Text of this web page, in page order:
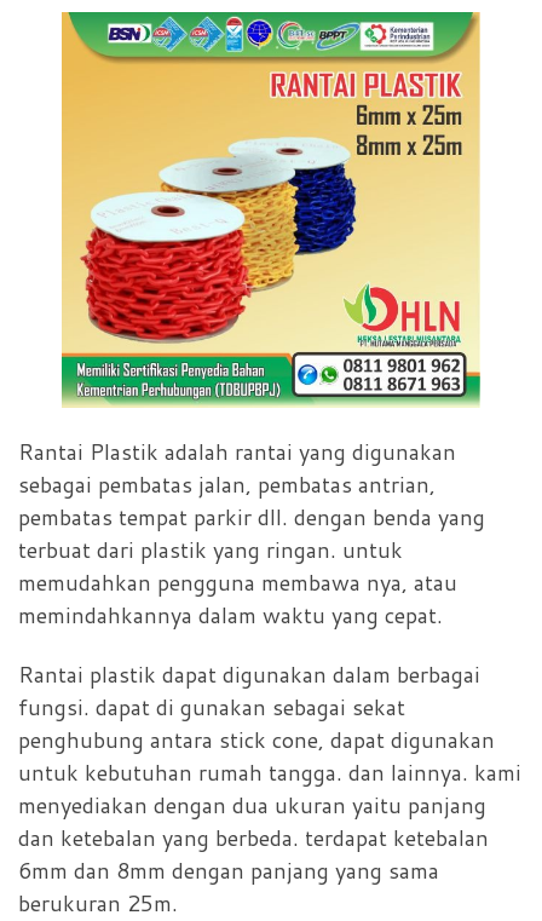
Rantai Plastik adalah rantai yang digunakan
sebagai pembatas jalan, pembatas antrian,
pembatas tempat parkir dll. dengan benda yang
terbuat dari plastik yang ringan. untuk
memudahkan pengguna membawa nya, atau
memindahkannya dalam waktu yang cepat.
Rantai plastik dapat digunakan dalam berbagai
fungsi. dapat di gunakan sebagai sekat
penghubung antara stick cone, dapat digunakan
untuk kebutuhan rumah tangga. dan lainnya. kami
menyediakan dengan dua ukuran yaitu panjang
dan ketebalan yang berbeda. terdapat ketebalan
6mm dan 8mm dengan panjang yang sama
berukuran 25m.